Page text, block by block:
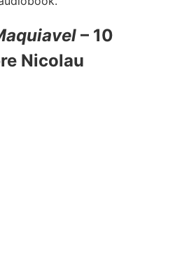
– 10
Nicolau